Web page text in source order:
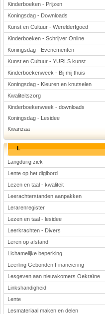
Kinderboeken - Prijzen
Koningsdag - Downloads
Kunst en Cultuur - Werelderfgoed
Kinderboeken - Schrijver Online
Koningsdag - Evenementen
Kunst en Cultuur - YURLS kunst
Kinderboekenweek - Bij mij thuis
Koningsdag - Kleuren en knutselen
Kwaliteitszorg
Kinderboekenweek - downloads
Koningsdag - Lesidee
Kwanzaa
L
Langdurig ziek
Lente op het digibord
Lezen en taal - kwaliteit
Leerachterstanden aanpakken
Lerarenregister
Lezen en taal - lesidee
Leerkrachten - Divers
Leren op afstand
Lichamelijke beperking
Leerling Gebonden Financiering
Lesgeven aan nieuwkomers Oekraïne
Linkshandigheid
Lente
Lesmateriaal maken en delen